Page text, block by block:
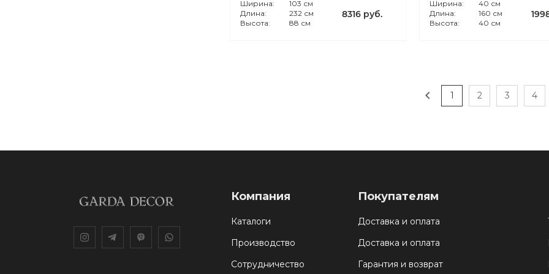
Ширина:
103 см
Длина:
232 см
Высота:
88 см
8316 руб.
Ширина:
40 см
Длина:
160 см
Высота:
40 см
chevron_left 1 2 3 4
Компания
Каталоги
Производство
Сотрудничество
Покупателям
Доставка и оплата
Доставка и оплата
Гарантия и возврат